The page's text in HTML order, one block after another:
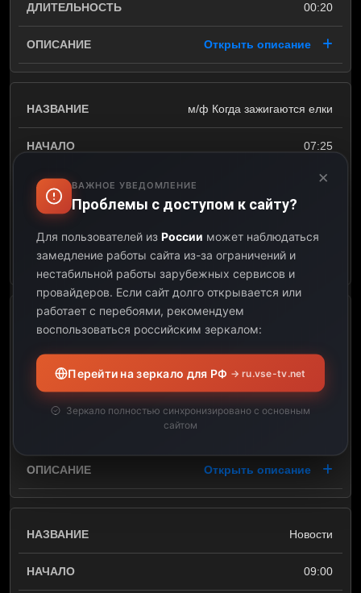
00:20
Открыть описание
м/ф Когда зажигаются елки
07:25
07:45
Открыть описание
х/ф Полет в страну чудовищ
07:45
09:00
Открыть описание
Новости
09:00
×
ВАЖНОЕ УВЕДОМЛЕНИЕ
Проблемы с доступом к сайту?
Для пользователей из России может наблюдаться
замедление работы сайта из-за ограничений и
нестабильной работы зарубежных сервисов и
провайдеров. Если сайт долго открывается или
работает с перебоями, рекомендуем
воспользоваться российским зеркалом:
Перейти на зеркало для РФ → ru.vse-tv.net
Зеркало полностью синхронизировано с основным
сайтом